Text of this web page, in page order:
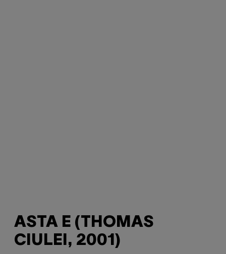
ASTA E (THOMAS
CIULEI, 2001)